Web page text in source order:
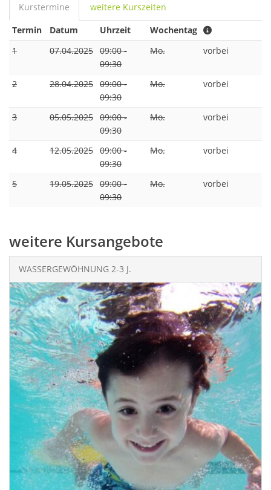
Kurstermine
weitere Kurszeiten
Termin
Datum Uhrzeit
Wochentag
1
07.04.2025 09:00 -
09:30
Mo. vorbei
2 28.04.2025 09:00 -
09:30
Mo. vorbei
3 05.05.2025 09:00 -
09:30
Mo. vorbei
4 12.05.2025 09:00 -
09:30
Mo. vorbei
5 19.05.2025 09:00 -
09:30
Mo. vorbei
weitere Kursangebote
WASSERGEWÖHNUNG 2-3 J.